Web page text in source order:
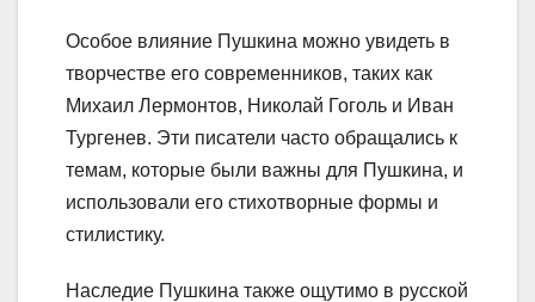
Особое влияние Пушкина можно увидеть в
творчестве его современников, таких как
Михаил Лермонтов, Николай Гоголь и Иван
Тургенев. Эти писатели часто обращались к
темам, которые были важны для Пушкина, и
использовали его стихотворные формы и
стилистику.
Наследие Пушкина также ощутимо в русской